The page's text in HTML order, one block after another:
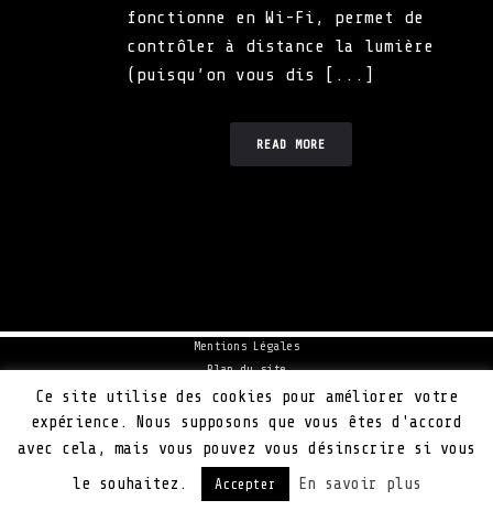
fonctionne en Wi-Fi, permet de
contrôler à distance la lumière
(puisqu’on vous dis [...]
READ MORE
Mentions Légales
Plan du site
Politique de cookie
Actualités
Ce site utilise des cookies pour améliorer votre
expérience. Nous supposons que vous êtes d'accord
avec cela, mais vous pouvez vous désinscrire si vous
le souhaitez.
Accepter En savoir plus